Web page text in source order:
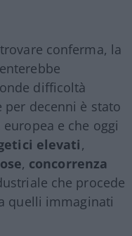
conferma, la
difficoltà
per decenni è stato
e che oggi
elevati,
, concorrenza
che procede
quelli immaginati